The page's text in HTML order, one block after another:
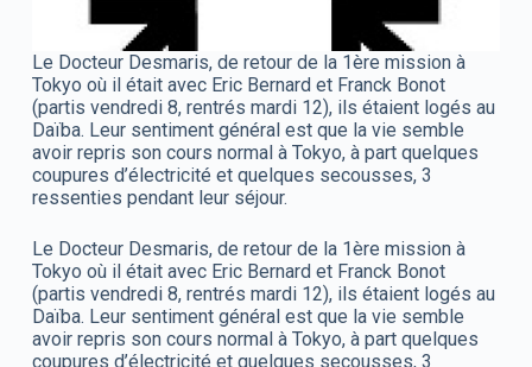
Le Docteur Desmaris, de retour de la 1ère mission à
Tokyo où il était avec Eric Bernard et Franck Bonot
(partis vendredi 8, rentrés mardi 12), ils étaient logés au
Daïba. Leur sentiment général est que la vie semble
avoir repris son cours normal à Tokyo, à part quelques
coupures d’électricité et quelques secousses, 3
ressenties pendant leur séjour.
Le Docteur Desmaris, de retour de la 1ère mission à
Tokyo où il était avec Eric Bernard et Franck Bonot
(partis vendredi 8, rentrés mardi 12), ils étaient logés au
Daïba. Leur sentiment général est que la vie semble
avoir repris son cours normal à Tokyo, à part quelques
coupures d’électricité et quelques secousses, 3